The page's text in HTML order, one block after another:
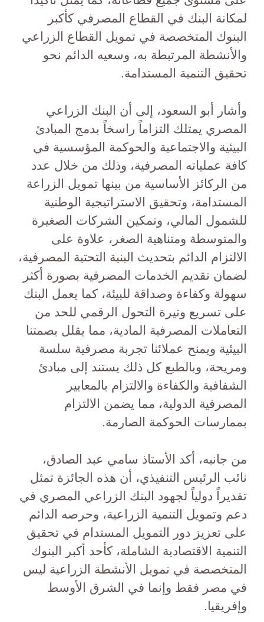
لمكانة البنك في القطاع المصرفي كأكبر
البنوك المتخصصة في تمويل القطاع الزراعي
والأنشطة المرتبطة به، وسعيه الدائم نحو
تحقيق التنمية المستدامة.
وأشار أبو السعود، إلى أن البنك الزراعي
المصري يمتلك التزاماً راسخاً بدمج المبادئ
البيئية والاجتماعية والحوكمة المؤسسية في
كافة عملياته المصرفية، وذلك من خلال عدد
من الركائز الأساسية من بينها تمويل الزراعة
المستدامة، وتحقيق الاستراتيجية الوطنية
للشمول المالي، وتمكين الشركات الصغيرة
والمتوسطة ومتناهية الصغر، علاوة على
الالتزام الدائم بتحديث البنية التحتية المصرفية،
لضمان تقديم الخدمات المصرفية بصورة أكثر
سهولة وكفاءة وصداقة للبيئة، كما يعمل البنك
على تسريع وتيرة التحول الرقمي للحد من
التعاملات المصرفية المادية، مما يقلل بصمتنا
البيئية ويمنح عملائنا تجربة مصرفية سلسة
ومريحة، وبالطبع كل ذلك يستند إلى مبادئ
الشفافية والكفاءة والالتزام بالمعايير
المصرفية الدولية، مما يضمن الالتزام
بممارسات الحوكمة الصارمة.
من جانبه، أكد الأستاذ سامي عبد الصادق،
نائب الرئيس التنفيذي، أن هذه الجائزة تمثل
تقديراً دولياً لجهود البنك الزراعي المصري في
دعم وتمويل التنمية الزراعية، وحرصه الدائم
على تعزيز دور التمويل المستدام في تحقيق
التنمية الاقتصادية الشاملة، كأحد أكبر البنوك
المتخصصة في تمويل الأنشطة الزراعية ليس
في مصر فقط وإنما في الشرق الأوسط
وإفريقيا.